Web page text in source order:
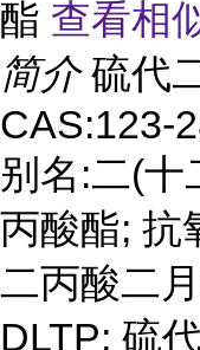
酯 查看相
简介 硫代
CAS:123-
别名:二(十
丙酸酯; 抗
二丙酸二
DLTP; 硫